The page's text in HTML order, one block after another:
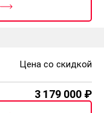
Цена со скидкой
3 179 000